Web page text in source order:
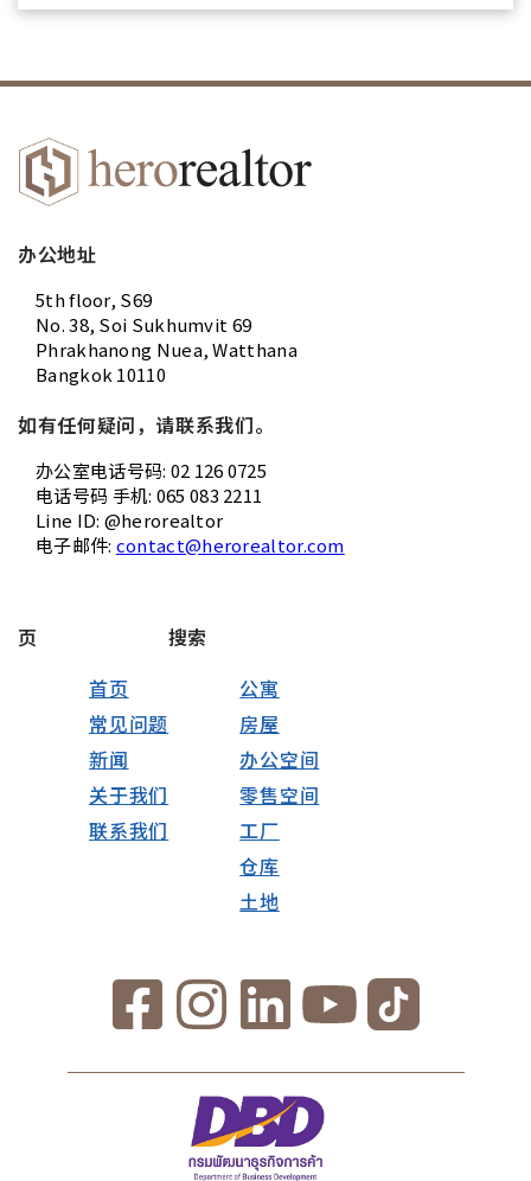
办公地址
5th floor, S69
No. 38, Soi Sukhumvit 69
Phrakhanong Nuea, Watthana
Bangkok 10110
如有任何疑问，请联系我们。
办公室电话号码: 02 126 0725
电话号码 手机: 065 083 2211
Line ID: @herorealtor
电子邮件: contact@herorealtor.com
页
首页
常见问题
新闻
关于我们
联系我们
搜索
公寓
房屋
办公空间
零售空间
工厂
仓库
土地